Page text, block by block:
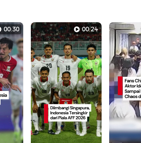
00:30 00:24